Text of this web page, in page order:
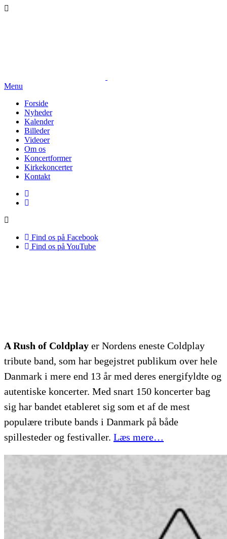
Menu
Forside
Nyheder
Kalender
Billeder
Videoer
Om os
Koncertformer
Kirkekoncerter
Kontakt
Find os på Facebook
Find os på YouTube
A Rush of Coldplay er Nordens eneste Coldplay
tribute band, som har begejstret publikum over hele
Danmark i mere end 13 år med deres energifyldte og
autentiske koncerter. Med snart 150 koncerter bag
sig har bandet etableret sig som et af de mest
populære tribute bands i Danmark på både
spillesteder og festivaller. Læs mere…